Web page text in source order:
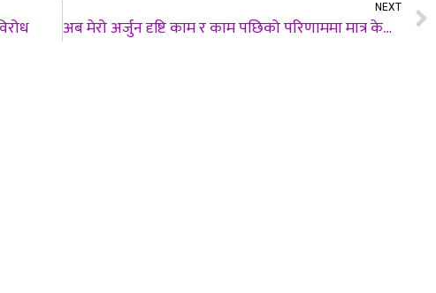
NEXT
अब मेरो अर्जुन दृष्टि काम र काम पछिको परिणाममा मात्र केन्द्रीत हुने छ ।